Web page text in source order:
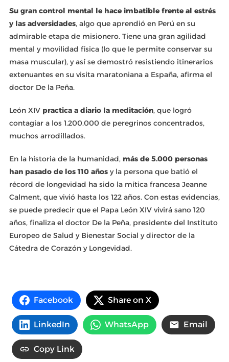
Su gran control mental le hace imbatible frente al estrés
y las adversidades, algo que aprendió en Perú en su
admirable etapa de misionero. Tiene una gran agilidad
mental y movilidad física (lo que le permite conservar su
masa muscular), y así se demostró resistiendo itinerarios
extenuantes en su visita maratoniana a España, afirma el
doctor De la Peña.
León XIV practica a diario la meditación, que logró
contagiar a los 1.200.000 de peregrinos concentrados,
muchos arrodillados.
En la historia de la humanidad, más de 5.000 personas
han pasado de los 110 años y la persona que batió el
récord de longevidad ha sido la mítica francesa Jeanne
Calment, que vivió hasta los 122 años. Con estas evidencias,
se puede predecir que el Papa León XIV vivirá sano 120
años, finaliza el doctor De la Peña, presidente del Instituto
Europeo de Salud y Bienestar Social y director de la
Cátedra de Corazón y Longevidad.
Facebook Share on X
LinkedIn WhatsApp Email
Copy Link